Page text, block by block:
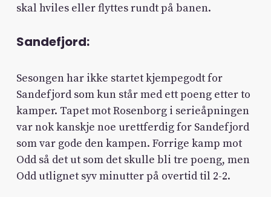
skal hviles eller flyttes rundt på banen.
Sandefjord:
Sesongen har ikke startet kjempegodt for
Sandefjord som kun står med ett poeng etter to
kamper. Tapet mot Rosenborg i serieåpningen
var nok kanskje noe urettferdig for Sandefjord
som var gode den kampen. Forrige kamp mot
Odd så det ut som det skulle bli tre poeng, men
Odd utlignet syv minutter på overtid til 2-2.